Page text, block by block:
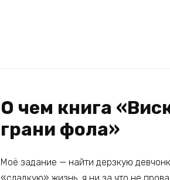
О чем книга
грани фола»
Моё задание — найти дерзкую